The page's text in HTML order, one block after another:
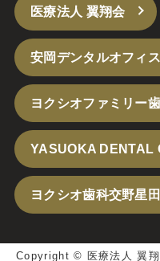
医療法人 翼翔会
安岡デンタルオフィス
ヨクシオファミリー
YASUOKA DENTAL
ヨクシオ歯科交野星田
Copyright © 医療法人 翼